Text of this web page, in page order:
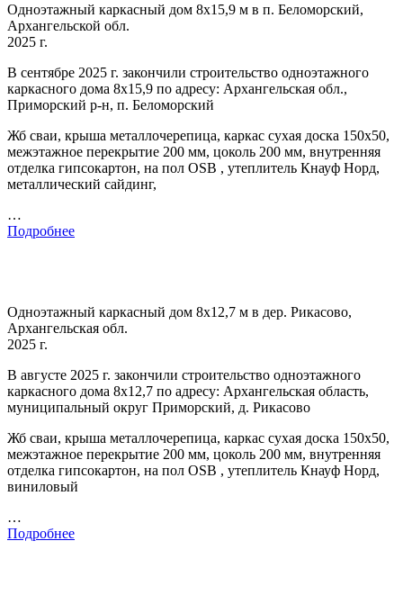
Одноэтажный каркасный дом 8х15,9 м в п. Беломорский,
Архангельской обл.
2025 г.
В сентябре 2025 г. закончили строительство одноэтажного
каркасного дома 8х15,9 по адресу: Архангельская обл.,
Приморский р-н, п. Беломорский
Жб сваи, крыша металлочерепица, каркас сухая доска 150х50,
межэтажное перекрытие 200 мм, цоколь 200 мм, внутренняя
отделка гипсокартон, на пол OSB , утеплитель Кнауф Норд,
металлический сайдинг,
…
Подробнее
Одноэтажный каркасный дом 8х12,7 м в дер. Рикасово,
Архангельская обл.
2025 г.
В августе 2025 г. закончили строительство одноэтажного
каркасного дома 8х12,7 по адресу: Архангельская область,
муниципальный округ Приморский, д. Рикасово
Жб сваи, крыша металлочерепица, каркас сухая доска 150х50,
межэтажное перекрытие 200 мм, цоколь 200 мм, внутренняя
отделка гипсокартон, на пол OSB , утеплитель Кнауф Норд,
виниловый
…
Подробнее